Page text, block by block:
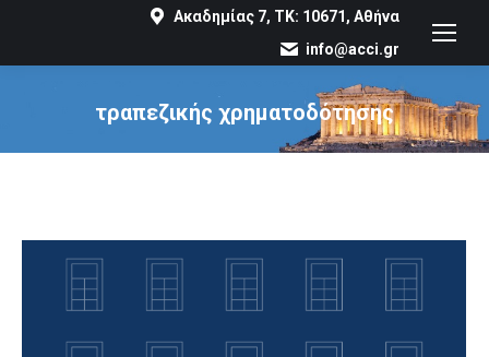
Ακαδημίας 7, ΤΚ: 10671, Αθήνα
info@acci.gr
τραπεζικής χρηματοδότησης
You are here: